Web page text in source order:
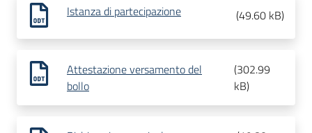
Istanza di partecipazione (49.60 kB)
Attestazione versamento del
bollo
(302.99
kB)